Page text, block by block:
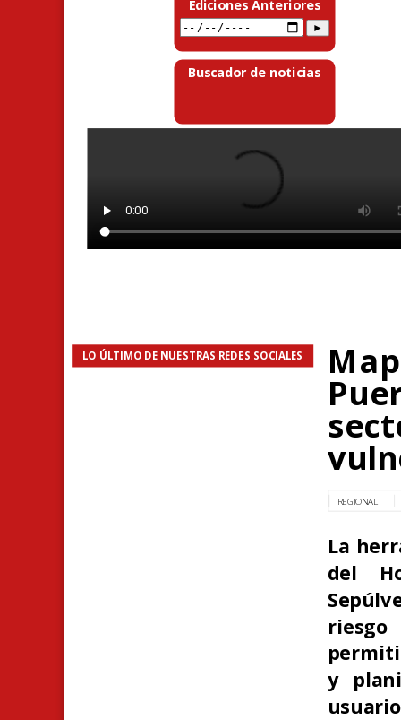
Ediciones Anteriores
Buscador de noticias
LO ÚLTIMO DE NUESTRAS REDES SOCIALES
REGIONAL
La
del
y